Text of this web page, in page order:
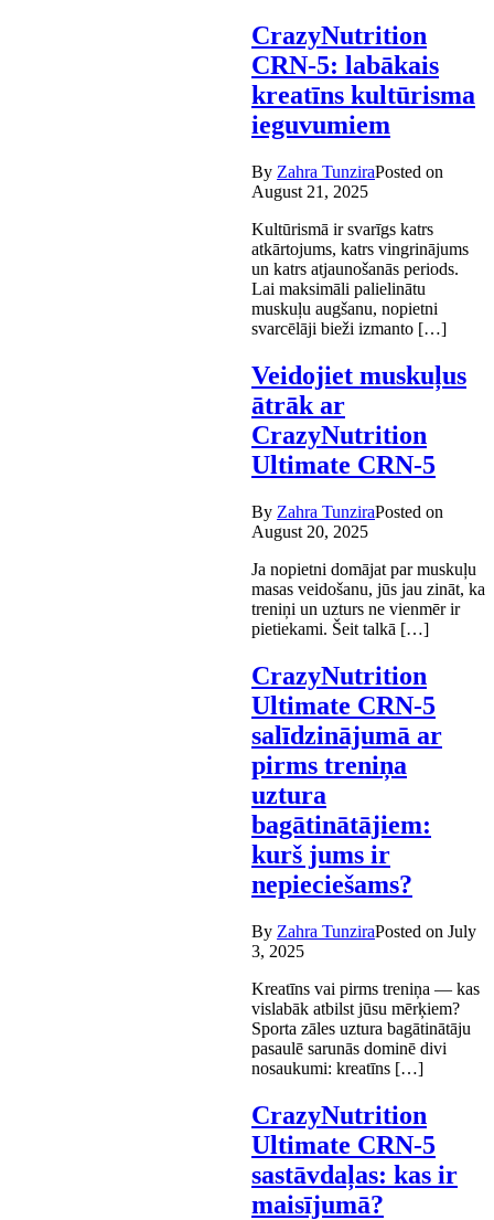
CrazyNutrition
CRN-5: labākais
kreatīns kultūrisma
ieguvumiem
By Zahra TunziraPosted on
August 21, 2025
Kultūrismā ir svarīgs katrs
atkārtojums, katrs vingrinājums
un katrs atjaunošanās periods.
Lai maksimāli palielinātu
muskuļu augšanu, nopietni
svarcēlāji bieži izmanto […]
Veidojiet muskuļus
ātrāk ar
CrazyNutrition
Ultimate CRN-5
By Zahra TunziraPosted on
August 20, 2025
Ja nopietni domājat par muskuļu
masas veidošanu, jūs jau zināt, ka
treniņi un uzturs ne vienmēr ir
pietiekami. Šeit talkā […]
CrazyNutrition
Ultimate CRN-5
salīdzinājumā ar
pirms treniņa
uztura
bagātinātājiem:
kurš jums ir
nepieciešams?
By Zahra TunziraPosted on July
3, 2025
Kreatīns vai pirms treniņa — kas
vislabāk atbilst jūsu mērķiem?
Sporta zāles uztura bagātinātāju
pasaulē sarunās dominē divi
nosaukumi: kreatīns […]
CrazyNutrition
Ultimate CRN-5
sastāvdaļas: kas ir
maisījumā?